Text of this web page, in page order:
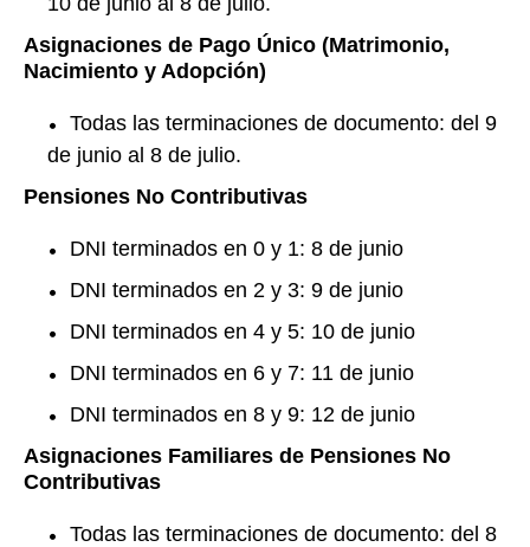
Asignaciones de Pago Único (Matrimonio,
Nacimiento y Adopción)
Todas las terminaciones de documento: del 9
de junio al 8 de julio.
Pensiones No Contributivas
DNI terminados en 0 y 1: 8 de junio
DNI terminados en 2 y 3: 9 de junio
DNI terminados en 4 y 5: 10 de junio
DNI terminados en 6 y 7: 11 de junio
DNI terminados en 8 y 9: 12 de junio
Asignaciones Familiares de Pensiones No
Contributivas
Todas las terminaciones de documento: del 8